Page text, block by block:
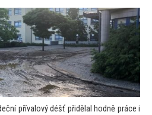
přívalový déšť přidělal hodně práce i